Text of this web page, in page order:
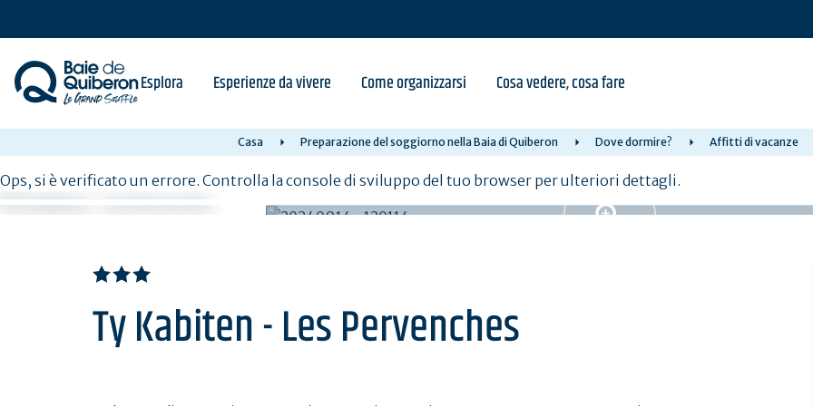
content
Esplora Esperienze da vivere Come organizzarsi Cosa vedere, cosa fare
Casa Preparazione del soggiorno nella Baia di Quiberon Dove dormire? Affitti di vacanze
Ops, si è verificato un errore. Controlla la console di sviluppo del tuo browser per ulteriori dettagli.
Ty Kabiten - Les Pervenches